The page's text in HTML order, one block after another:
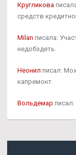
Кругликова
средств
Milan писала:
недобздеть.
Неонил писал:
капремонт.
Вольдемар